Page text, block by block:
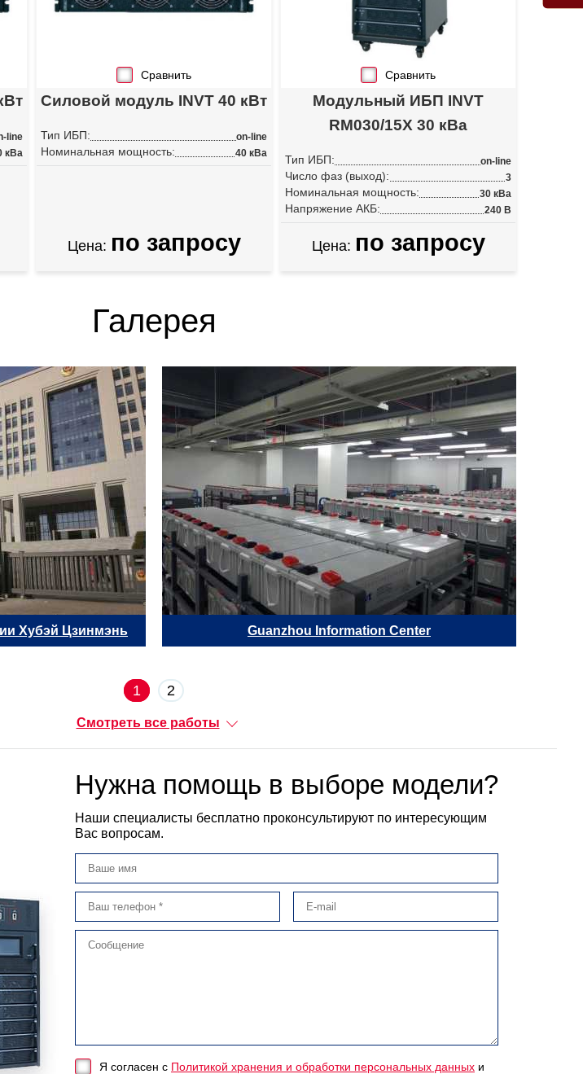
line
кВа
Сравнить
Силовой модуль INVT 40 кВт
Тип ИБП: on-line
Номинальная мощность: 40 кВа
Цена: по запросу
Сравнить
Модульный ИБП INVT
RM030/15X 30 кВа
Тип ИБП: on-line
Число фаз (выход): 3
Номинальная мощность: 30 кВа
Напряжение АКБ: 240 В
Цена: по запросу
Галерея
Хубэй Цзинмэнь Guanzhou Information Center
1 2
Смотреть все работы
Нужна помощь в выборе модели?
Наши специалисты бесплатно проконсультируют по интересующим
Вас вопросам.
Я согласен с Политикой хранения и обработки персональных данных и